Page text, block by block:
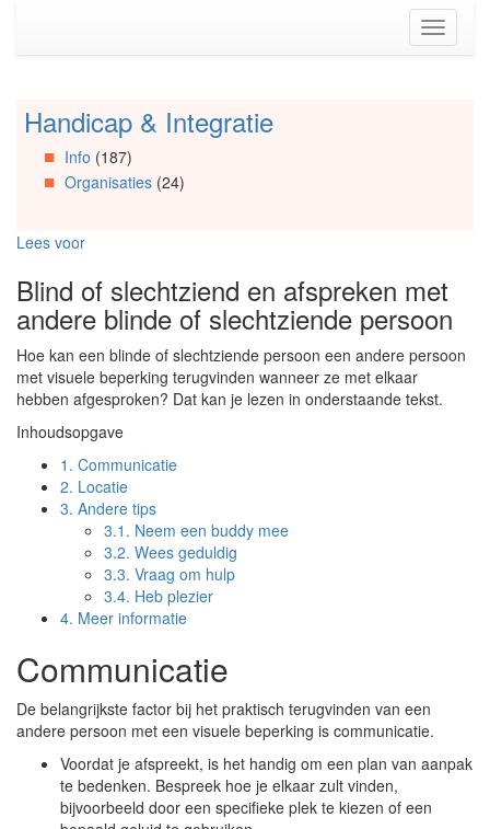
(Accesskey
Toggle
Spring
Artikels
Spring
Spring
Organisaties
Spring
Social
media
Handicap & Integratie
Info (187)
Organisaties(24)
Lees voor
Blind of slechtziend en afspreken met
andere blinde of slechtziende persoon
Hoe kan een blinde of slechtziende persoon een andere persoon
met visuele beperking terugvinden wanneer ze met elkaar
hebben afgesproken? Dat kan je lezen in onderstaande tekst.
Inhoudsopgave
1. Communicatie
2. Locatie
3. Andere tips
3.1. Neem een buddy mee
3.2. Wees geduldig
3.3. Vraag om hulp
3.4. Heb plezier
4. Meer informatie
Communicatie
De belangrijkste factor bij het praktisch terugvinden van een
andere persoon met een visuele beperking is communicatie.
Voordat je afspreekt, is het handig om een plan van aanpak
te bedenken. Bespreek hoe je elkaar zult vinden,
bijvoorbeeld door een specifieke plek te kiezen of een